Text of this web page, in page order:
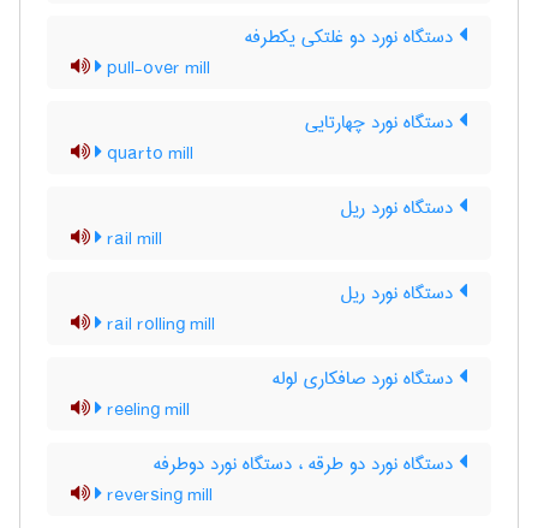
دستگاه نورد دو غلتکی یکطرفه
pull-over mill
دستگاه نورد چهارتایی
quarto mill
دستگاه نورد ریل
rail mill
دستگاه نورد ریل
rail rolling mill
دستگاه نورد صافکاری لوله
reeling mill
دستگاه نورد دو طرقه ، دستگاه نورد دوطرفه
reversing mill